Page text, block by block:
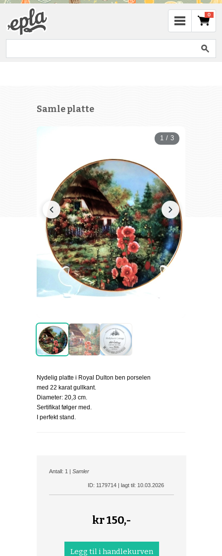
0
Samle platte
1 / 3
Nydelig platte i Royal Dulton ben porselen
med 22 karat gullkant.
Diameter: 20,3 cm.
Sertifikat følger med.
I perfekt stand.
Antall: 1 | Samler
ID: 1179714 | lagt til: 10.03.2026
kr150,-